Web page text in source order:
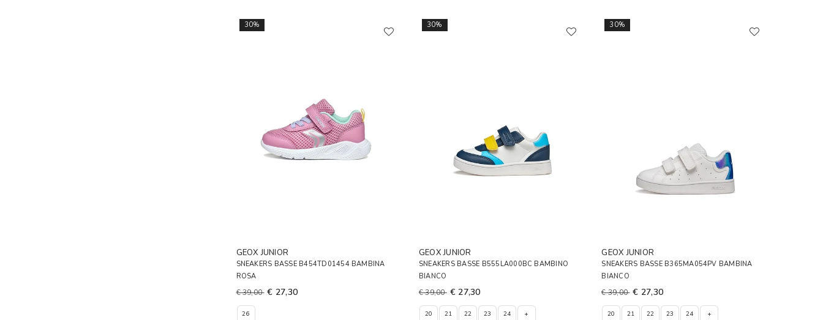
30%
GEOX JUNIOR
SNEAKERS BASSE B454TD01454 BAMBINA
ROSA
€ 39,00 € 27,30
26
30%
GEOX JUNIOR
SNEAKERS BASSE B555LA000BC BAMBINO
BIANCO
€ 39,00 € 27,30
20 21 22 23 24 +
30%
GEOX JUNIOR
SNEAKERS BASSE B365MA054PV BAMBINA
BIANCO
€ 39,00 € 27,30
20 21 22 23 24 +